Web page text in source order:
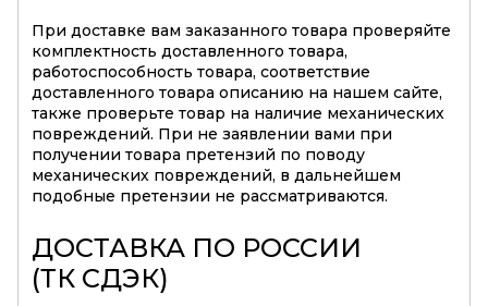
При доставке вам заказанного товара проверяйте
комплектность доставленного товара,
работоспособность товара, соответствие
доставленного товара описанию на нашем сайте,
также проверьте товар на наличие механических
повреждений. При не заявлении вами при
получении товара претензий по поводу
механических повреждений, в дальнейшем
подобные претензии не рассматриваются.
ДОСТАВКА ПО РОССИИ
(ТК СДЭК)